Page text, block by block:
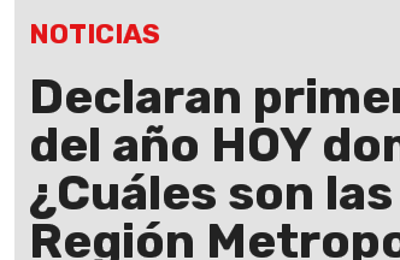
NOTICIAS
Declaran
del año HOY
¿Cuáles son
Región